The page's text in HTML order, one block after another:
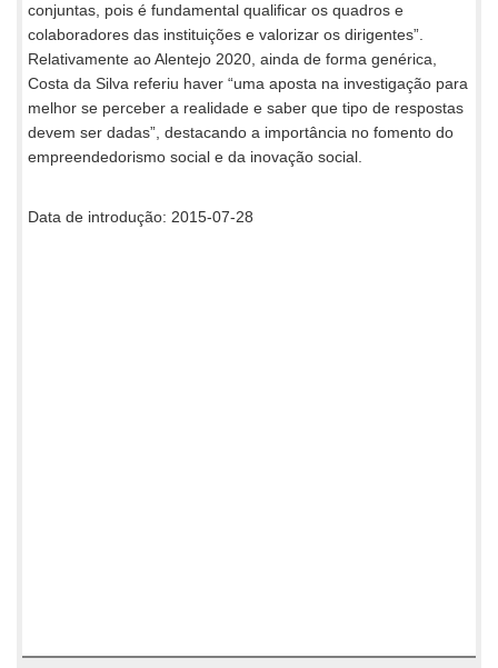
conjuntas, pois é fundamental qualificar os quadros e
colaboradores das instituições e valorizar os dirigentes”.
Relativamente ao Alentejo 2020, ainda de forma genérica,
Costa da Silva referiu haver “uma aposta na investigação para
melhor se perceber a realidade e saber que tipo de respostas
devem ser dadas”, destacando a importância no fomento do
empreendedorismo social e da inovação social.
Data de introdução: 2015-07-28